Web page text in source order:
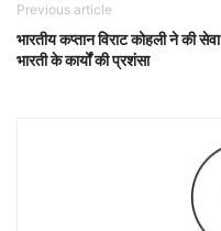
Previous article
भारतीय कप्तान विराट कोहली ने की सेवा
भारती के कार्यों की प्रशंसा